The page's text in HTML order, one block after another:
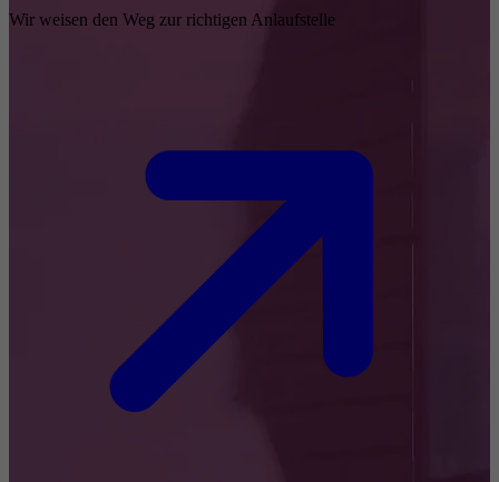
Wir weisen den Weg zur richtigen Anlaufstelle